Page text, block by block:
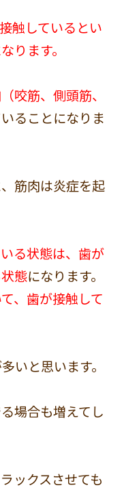
触しているとい
ります。
咬筋、側頭筋、
いることになりま
筋肉は炎症を起
る状態は、歯が
態になります。
、歯が接触して
いと思います。
場合も増えてし
ックスさせても